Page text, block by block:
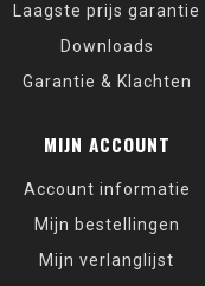
Laagste prijs garantie
Downloads
Garantie & Klachten
MIJN ACCOUNT
Account informatie
Mijn bestellingen
Mijn verlanglijst